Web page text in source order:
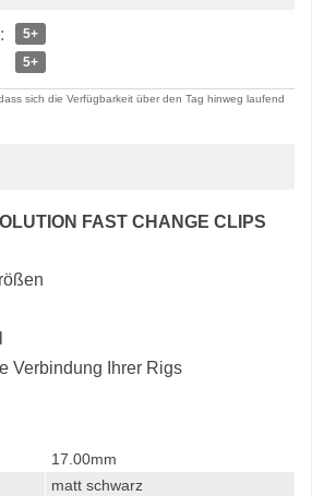
5+
5+
sich die Verfügbarkeit über den Tag hinweg laufend
FAST CHANGE CLIPS
Verbindung Ihrer Rigs
17.00mm
matt schwarz